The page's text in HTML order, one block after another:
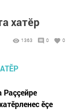
хатӗр
1363 0 0
Раççейре
ӗçе